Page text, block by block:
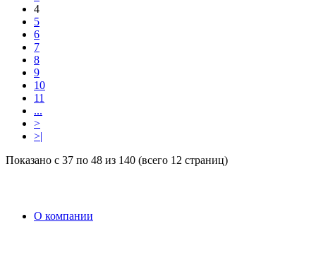
4
5
6
7
8
9
10
11
...
>
>|
Показано с 37 по 48 из 140 (всего 12 страниц)
O компании